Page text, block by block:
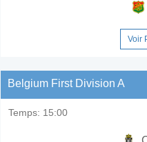
Voir
Belgium First Division A
Temps: 15:00